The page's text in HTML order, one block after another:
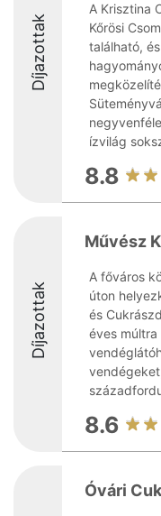
Díjazottak
A Krisztina
Kőrösi
található,
ízvilág
8.8
Díjazottak
Művész
A főváros
úton
és
éves
8.6
Óvári